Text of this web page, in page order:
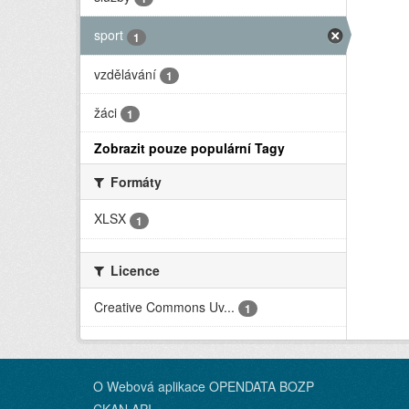
sport 1
vzdělávání 1
žáci 1
Zobrazit pouze populární Tagy
Formáty
XLSX
1
Licence
Creative Commons Uv...
1
O Webová aplikace OPENDATA BOZP